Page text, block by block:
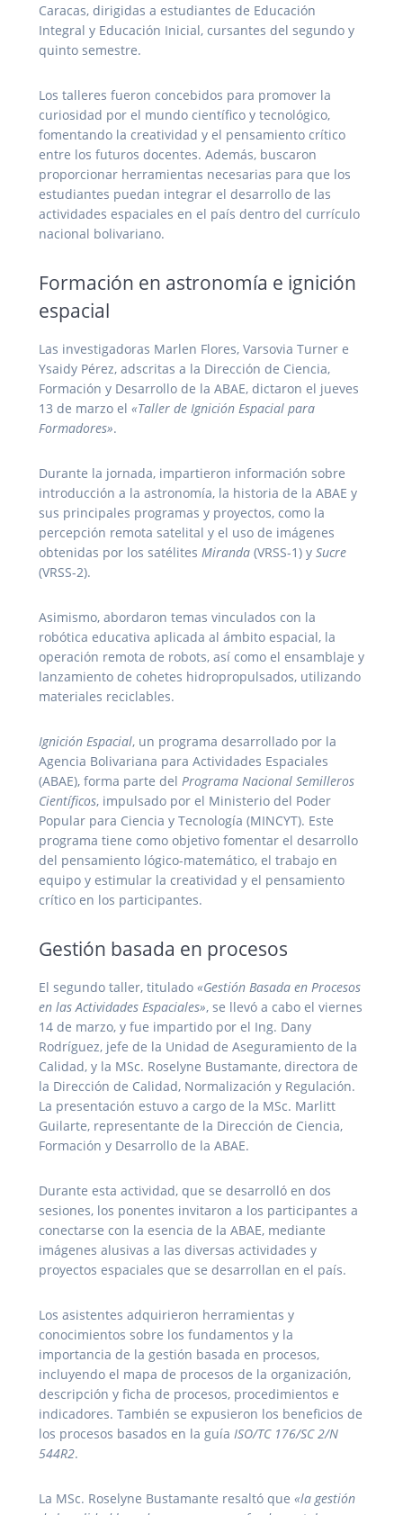
Caracas, dirigidas a estudiantes de Educación
Integral y Educación Inicial, cursantes del segundo y
quinto semestre.
Los talleres fueron concebidos para promover la
curiosidad por el mundo científico y tecnológico,
fomentando la creatividad y el pensamiento crítico
entre los futuros docentes. Además, buscaron
proporcionar herramientas necesarias para que los
estudiantes puedan integrar el desarrollo de las
actividades espaciales en el país dentro del currículo
nacional bolivariano.
Formación en astronomía e ignición
espacial
Las investigadoras Marlen Flores, Varsovia Turner e
Ysaidy Pérez, adscritas a la Dirección de Ciencia,
Formación y Desarrollo de la ABAE, dictaron el jueves
13 de marzo el «Taller de Ignición Espacial para
Formadores».
Durante la jornada, impartieron información sobre
introducción a la astronomía, la historia de la ABAE y
sus principales programas y proyectos, como la
percepción remota satelital y el uso de imágenes
obtenidas por los satélites Miranda (VRSS-1) y Sucre
(VRSS-2).
Asimismo, abordaron temas vinculados con la
robótica educativa aplicada al ámbito espacial, la
operación remota de robots, así como el ensamblaje y
lanzamiento de cohetes hidropropulsados, utilizando
materiales reciclables.
Ignición Espacial, un programa desarrollado por la
Agencia Bolivariana para Actividades Espaciales
(ABAE), forma parte del Programa Nacional Semilleros
Científicos, impulsado por el Ministerio del Poder
Popular para Ciencia y Tecnología (MINCYT). Este
programa tiene como objetivo fomentar el desarrollo
del pensamiento lógico-matemático, el trabajo en
equipo y estimular la creatividad y el pensamiento
crítico en los participantes.
Gestión basada en procesos
El segundo taller, titulado «Gestión Basada en Procesos
en las Actividades Espaciales», se llevó a cabo el viernes
14 de marzo, y fue impartido por el Ing. Dany
Rodríguez, jefe de la Unidad de Aseguramiento de la
Calidad, y la MSc. Roselyne Bustamante, directora de
la Dirección de Calidad, Normalización y Regulación.
La presentación estuvo a cargo de la MSc. Marlitt
Guilarte, representante de la Dirección de Ciencia,
Formación y Desarrollo de la ABAE.
Durante esta actividad, que se desarrolló en dos
sesiones, los ponentes invitaron a los participantes a
conectarse con la esencia de la ABAE, mediante
imágenes alusivas a las diversas actividades y
proyectos espaciales que se desarrollan en el país.
Los asistentes adquirieron herramientas y
conocimientos sobre los fundamentos y la
importancia de la gestión basada en procesos,
incluyendo el mapa de procesos de la organización,
descripción y ficha de procesos, procedimientos e
indicadores. También se expusieron los beneficios de
los procesos basados en la guía ISO/TC 176/SC 2/N
544R2.
La MSc. Roselyne Bustamante resaltó que «la gestión